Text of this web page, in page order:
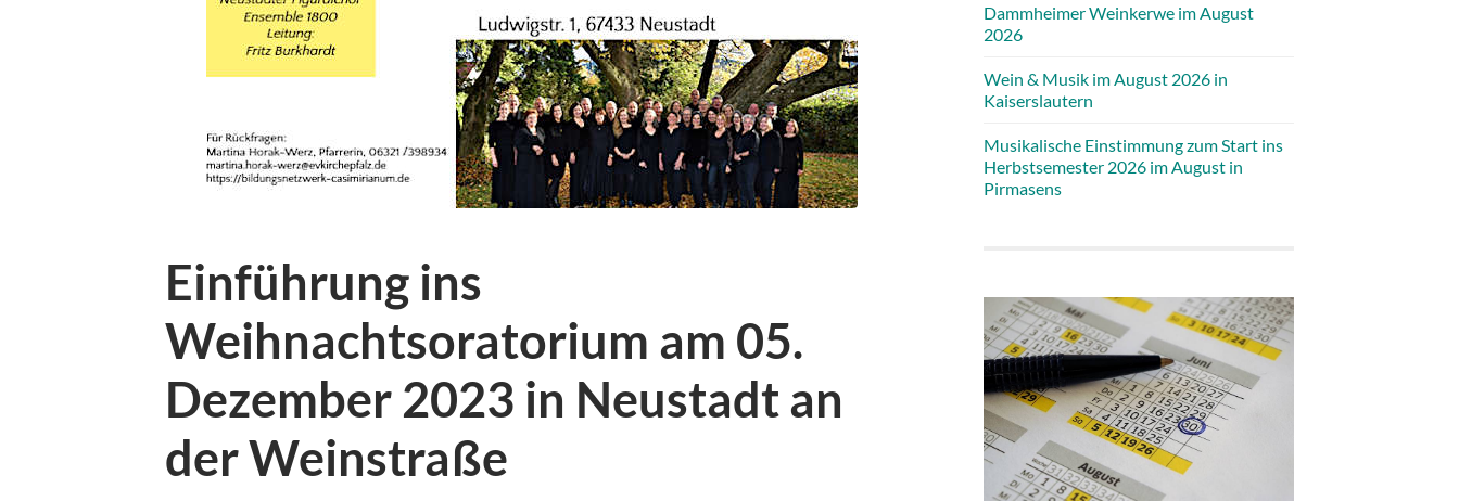
Einführung ins
Weihnachtsoratorium am 05.
Dezember 2023 in Neustadt an
der Weinstraße
Dammheimer Weinkerwe im August
2026
Wein & Musik im August 2026 in
Kaiserslautern
Musikalische Einstimmung zum Start ins
Herbstsemester 2026 im August in
Pirmasens